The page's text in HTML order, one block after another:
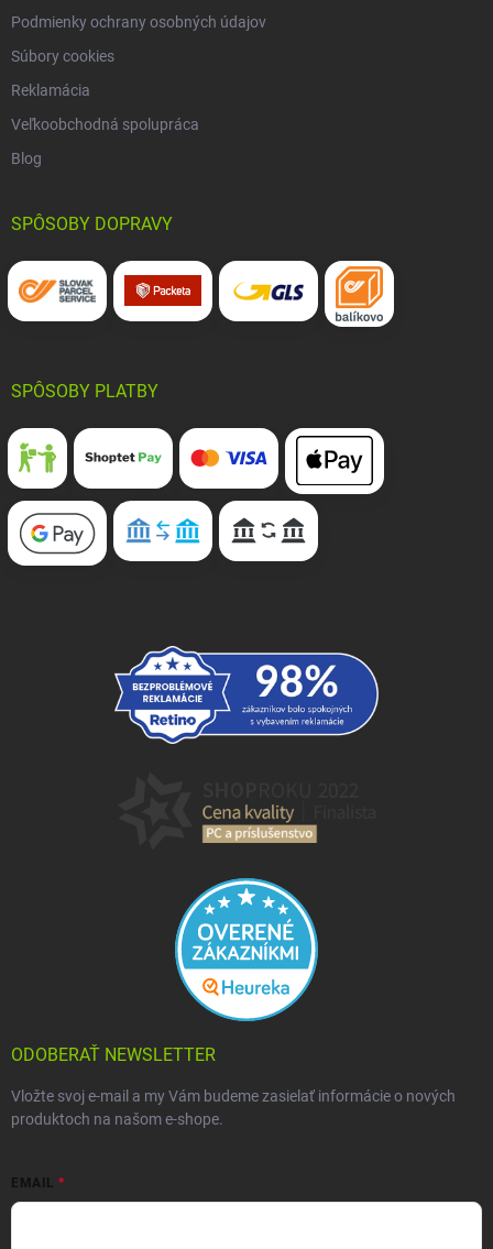
Podmienky ochrany osobných údajov
Súbory cookies
Reklamácia
Veľkoobchodná spolupráca
Blog
SPÔSOBY DOPRAVY
SPÔSOBY PLATBY
ODOBERAŤ NEWSLETTER
Vložte svoj e-mail a my Vám budeme zasielať informácie o nových
produktoch na našom e-shope.
EMAIL